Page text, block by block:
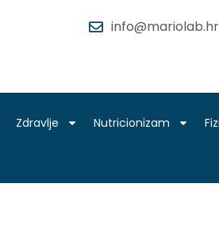
info@mariolab.hr
Zdravlje Nutricionizam